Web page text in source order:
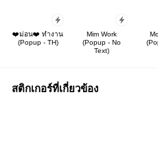
❤️ม่อน❤️ ทำงาน
(Popup - TH)
Mim Work
(Popup - No
Text)
สติกเกอร์ที่เกี่ยวข้อง